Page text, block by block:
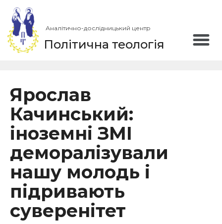
Аналітично-дослідницький центр
Політична теологія
Ярослав
Качинський:
іноземні ЗМІ
деморалізували
нашу молодь і
підривають
суверенітет